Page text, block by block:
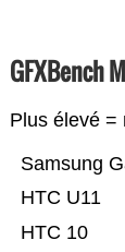
GFXBench
Plus élevé =
HTC 10
HTC U11
Samsung